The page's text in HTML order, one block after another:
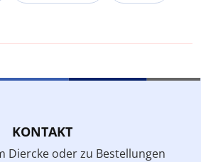
KONTAKT
Diercke oder zu Bestellungen